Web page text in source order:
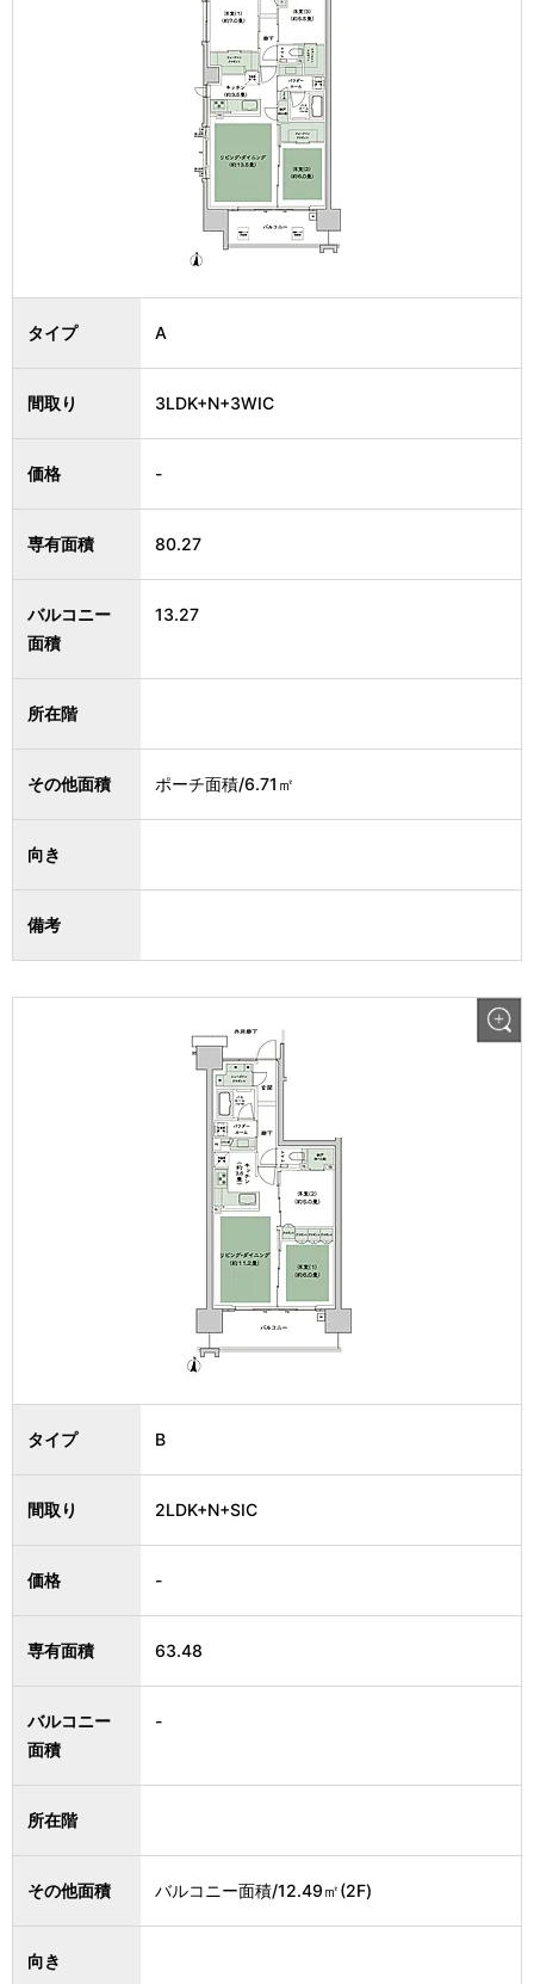
タイプ A
間取り 3LDK+N+3WIC
価格 -
専有面積 80.27
バルコニー
面積
13.27
所在階
その他面積 ポーチ面積/6.71㎡
向き
備考
タイプ B
間取り 2LDK+N+SIC
価格 -
専有面積 63.48
バルコニー
面積
-
所在階
その他面積 バルコニー面積/12.49㎡(2F)
向き